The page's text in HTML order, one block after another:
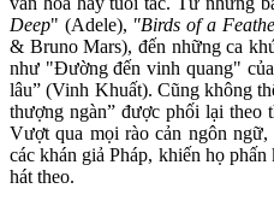
Deep" (Adele), "Birds of a
& Bruno Mars), đến những ca
như "Đường đến vinh quang"
lâu” (Vinh Khuất). Cũng không
thượng ngàn” được phối lại theo
Vượt qua mọi rào cản ngôn
các khán giả Pháp, khiến họ
hát theo.